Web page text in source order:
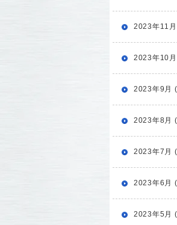
2023年11
2023年10
2023年9月
2023年8月
2023年7月
2023年6月
2023年5月